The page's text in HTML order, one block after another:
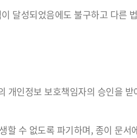
달성되었음에도 불구하고 다른
인정보 보호책임자의 승인을
수 없도록 파기하며, 종이 문